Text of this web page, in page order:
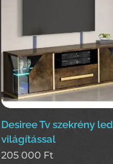
Desiree Tv szekrény led
világítással
205 000 Ft